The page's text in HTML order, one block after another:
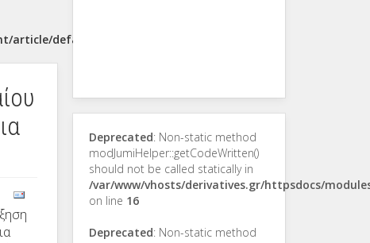
article/default.php
Deprecated: Non-static method
modJumiHelper::getCodeWritten()
should not be called statically in
/var/www/vhosts/derivatives.gr/httpsdocs/
on line 16
Deprecated: Non-static method